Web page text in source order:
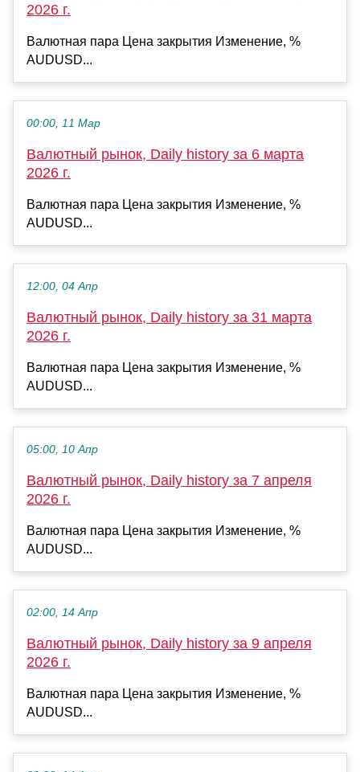
2026 г.
Валютная пара Цена закрытия Изменение, %
AUDUSD...
00:00, 11 Мар
Валютный рынок, Daily history за 6 марта
2026 г.
Валютная пара Цена закрытия Изменение, %
AUDUSD...
12:00, 04 Апр
Валютный рынок, Daily history за 31 марта
2026 г.
Валютная пара Цена закрытия Изменение, %
AUDUSD...
05:00, 10 Апр
Валютный рынок, Daily history за 7 апреля
2026 г.
Валютная пара Цена закрытия Изменение, %
AUDUSD...
02:00, 14 Апр
Валютный рынок, Daily history за 9 апреля
2026 г.
Валютная пара Цена закрытия Изменение, %
AUDUSD...